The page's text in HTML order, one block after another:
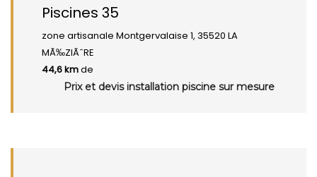
Piscines 35
zone artisanale Montgervalaise 1, 35520 LA
MÃ‰ZIÃˆRE
44,6 kmde
Prix et devis installation piscine sur mesure